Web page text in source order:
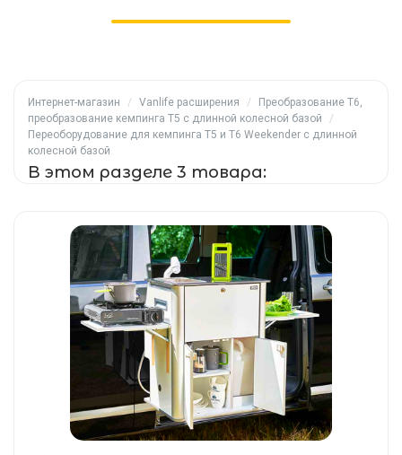
Интернет-магазин / Vanlife расширения /
Преобразование T6,
преобразование кемпинга T5 с длинной колесной базой
/
Переоборудование для кемпинга T5 и T6 Weekender с длинной
колесной базой
В этом разделе 3 товара: